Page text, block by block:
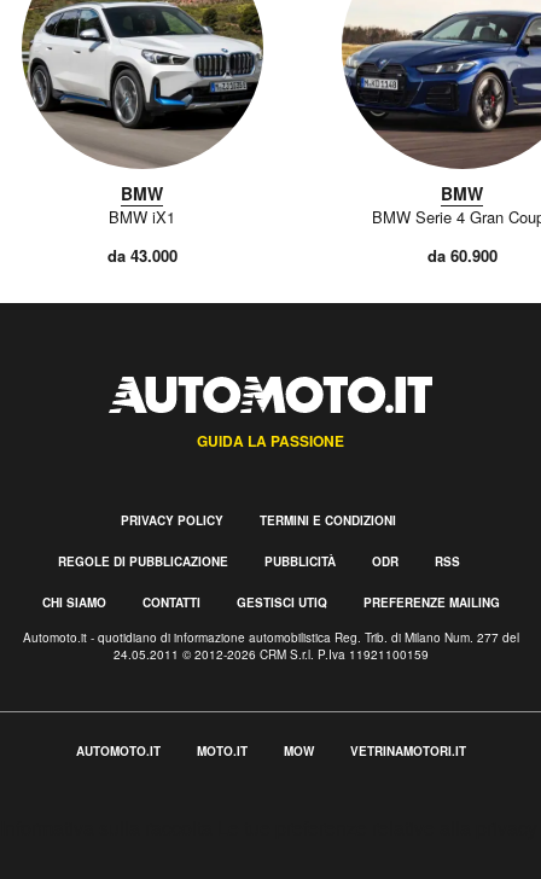
BMW
BMW iX1
da 43.000
BMW
BMW Serie 4 Gran
da 60.900
GUIDA LA PASSIONE
PRIVACY POLICY TERMINI E CONDIZIONI
REGOLE DI PUBBLICAZIONE PUBBLICITÀ ODR RSS
CHI SIAMO CONTATTI GESTISCI UTIQ PREFERENZE MAILING
Automoto.it - quotidiano di informazione automobilistica Reg. Trib. di Milano Num. 277 del
24.05.2011 © 2012-2026 CRM S.r.l. P.Iva 11921100159
AUTOMOTO.IT MOTO.IT MOW VETRINAMOTORI.IT